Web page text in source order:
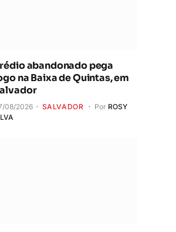
abandonado pega
na Baixa de Quintas, em
08/2026 SALVADOR Por ROSY